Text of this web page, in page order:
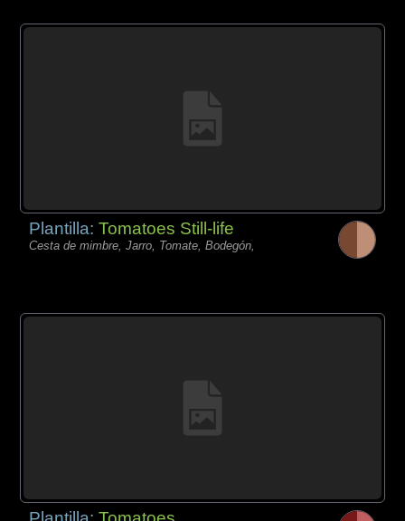
Plantilla:Tomatoes Still-life
Cesta de mimbre, Jarro, Tomate, Bodegón,